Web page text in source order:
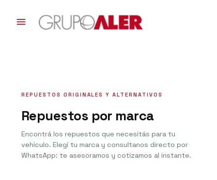
contenidoMenú
REPUESTOS ORIGINALES Y ALTERNATIVOS
Repuestos por marca
Encontrá los repuestos que necesitás para tu
vehículo. Elegí tu marca y consultanos directo por
WhatsApp: te asesoramos y cotizamos al instante.